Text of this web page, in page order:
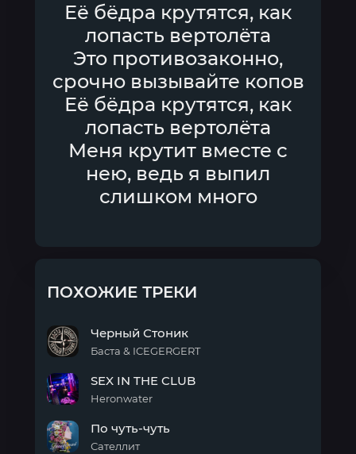
Её бёдра крутятся, как
лопасть вертолёта
Это противозаконно,
срочно вызывайте копов
Её бёдра крутятся, как
лопасть вертолёта
Меня крутит вместе с
нею, ведь я выпил
слишком много
ПОХОЖИЕ ТРЕКИ
Стоник
Черный Стоник
Баста & ICEGERGERT
IN
THE
SEX IN THE CLUB
Heronwater
По чуть-чуть
Сателлит